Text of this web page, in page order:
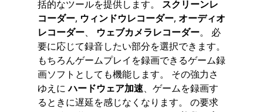
括的なツールを提供します。 スクリーンレ
コーダー, ウィンドウレコーダー, オーディオ
レコーダー、 ウェブカメラレコーダー。 必
要に応じて録音したい部分を選択できます。
もちろんゲームプレイを録画できるゲーム録
画ソフトとしても機能します。 その強力さ
ゆえにハードウェア加速、ゲームを録画す
るときに遅延を感じなくなります。 の要求